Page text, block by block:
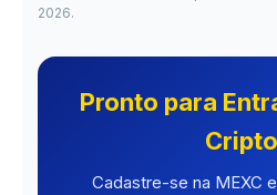
2026.
Pronto para
Cadastre-se na MEXC